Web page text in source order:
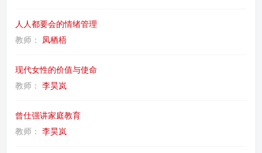
人人都要会的情绪管理
教师： 凤栖梧
现代女性的价值与使命
教师： 李昊岚
曾仕强讲家庭教育
教师： 李昊岚